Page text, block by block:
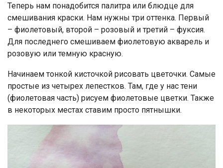
Теперь нам понадобится палитра или блюдце для
смешивания краски. Нам нужны три оттенка. Первый
– фиолетовый, второй – розовый и третий – фуксия.
Для последнего смешиваем фиолетовую акварель и
розовую или темную красную.
Начинаем тонкой кисточкой рисовать цветочки. Самые
простые из четырех лепестков. Там, где у нас тени
(фиолетовая часть) рисуем фиолетовые цветки. Также
в некоторых местах ставим просто пятнышки.